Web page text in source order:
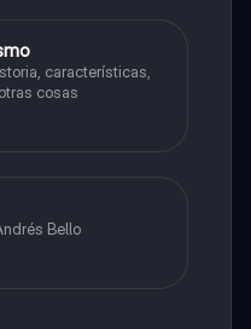
características,
cosas
Bello